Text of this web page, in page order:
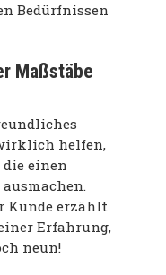
Bedürfnissen
Maßstäbe
helfen,
einen
Kunde erzählt
Erfahrung,
neun!